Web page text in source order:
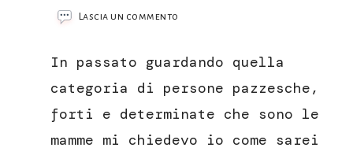
Lascia un commento
in
In passato guardando quella
categoria di persone pazzesche,
forti e determinate che sono le
mamme mi chiedevo io come sarei